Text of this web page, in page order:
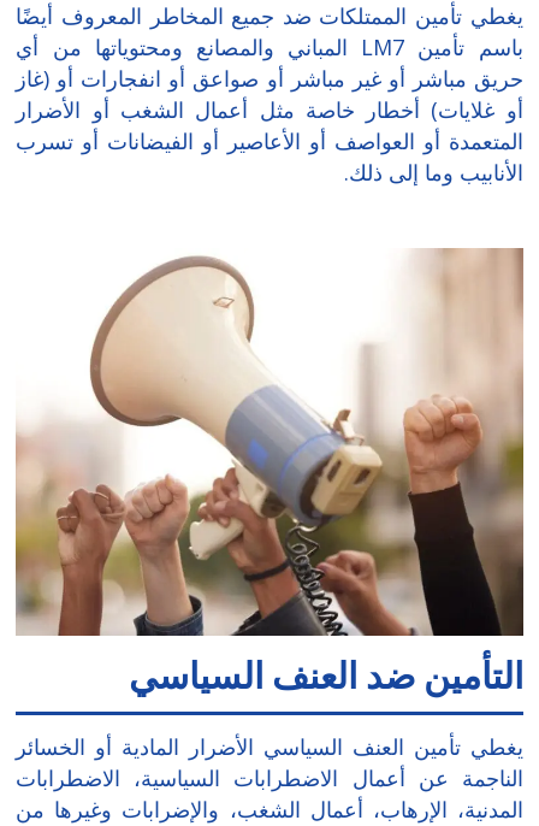
يغطي تأمين الممتلكات ضد جميع المخاطر المعروف أيضًا
باسم تأمين LM7 المباني والمصانع ومحتوياتها من أي
حريق مباشر أو غير مباشر أو صواعق أو انفجارات أو (غاز
أو غلايات) أخطار خاصة مثل أعمال الشغب أو الأضرار
المتعمدة أو العواصف أو الأعاصير أو الفيضانات أو تسرب
الأنابيب وما إلى ذلك.
التأمين ضد العنف السياسي
يغطي تأمين العنف السياسي الأضرار المادية أو الخسائر
الناجمة عن أعمال الاضطرابات السياسية، الاضطرابات
المدنية، الإرهاب، أعمال الشغب، والإضرابات وغيرها من